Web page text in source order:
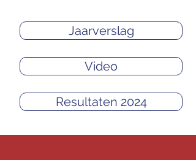
Jaarverslag
Video
Resultaten 2024